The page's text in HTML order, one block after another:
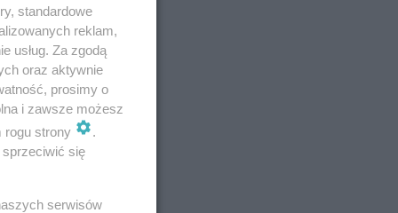
standardowe
reklam,
usług. Za zgodą
oraz aktywnie
prosimy o
i zawsze możesz
rogu strony
.
się
serwisów